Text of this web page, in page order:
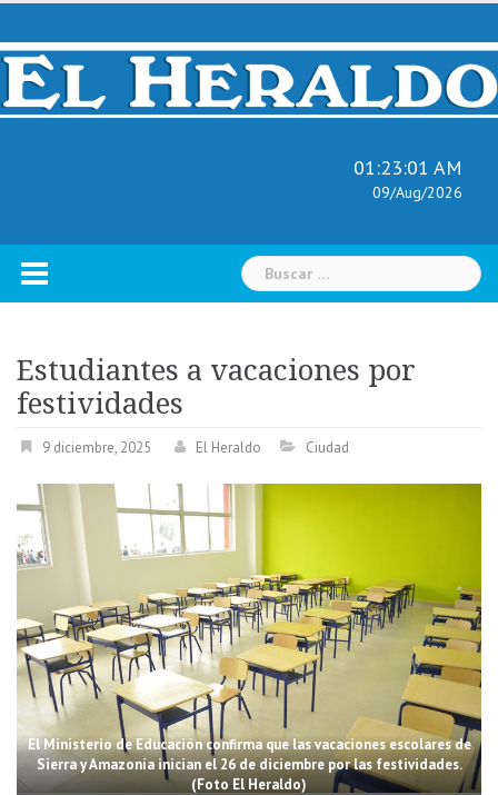
Skip
content
01:23:02 AM
09/Aug/2026
Buscar:
Estudiantes a vacaciones por
festividades
9 diciembre, 2025 El Heraldo Ciudad
El Ministerio de Educación confirma que las vacaciones escolares de
Sierra y Amazonía inician el 26 de diciembre por las festividades.
(Foto El Heraldo)